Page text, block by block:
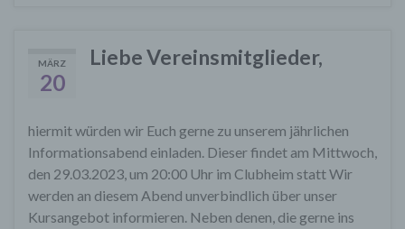
MÄRZ
20
Liebe Vereinsmitglieder,
hiermit würden wir Euch gerne zu unserem jährlichen
Informationsabend einladen. Dieser findet am Mittwoch,
den 29.03.2023, um 20:00 Uhr im Clubheim statt Wir
werden an diesem Abend unverbindlich über unser
Kursangebot informieren. Neben denen, die gerne ins